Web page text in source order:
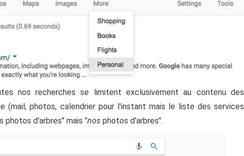
nos recherches se limitent exclusivement au contenu des
(mail, photos, calendrier pour l'instant mais le liste des services
photos d'arbres" mais "nos photos d'arbres".